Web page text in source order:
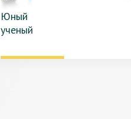
Юный
ученый